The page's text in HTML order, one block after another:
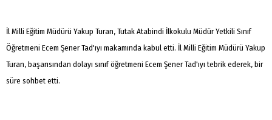
İl Milli Eğitim Müdürü Yakup Turan, Tutak Atabindi İlkokulu Müdür Yetkili Sınıf
Öğretmeni Ecem Şener Tad'ıyı makamında kabul etti. İl Milli Eğitim Müdürü Yakup
Turan, başarısından dolayı sınıf öğretmeni Ecem Şener Tad'ıyı tebrik ederek, bir
süre sohbet etti.